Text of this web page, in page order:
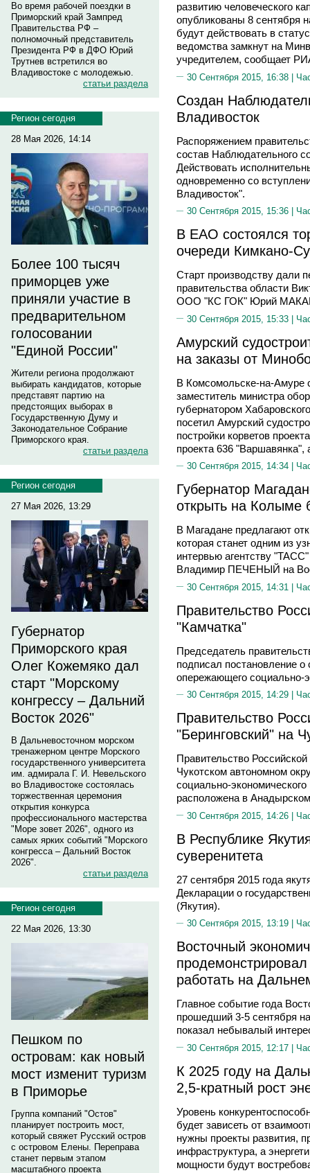
Во время рабочей поездки в
Приморский край Зампред
Правительства РФ –
полномочный представитель
Президента РФ в ДФО Юрий
Трутнев встретился во
Владивостоке с молодежью.
статьи раздела
Регион сегодня
28 Мая 2026, 14:14
Более 100 тысяч
приморцев уже
приняли участие в
предварительном
голосовании
"Единой России"
Жители региона продолжают
выбирать кандидатов, которые
представят партию на
предстоящих выборах в
Государственную Думу и
Законодательное Собрание
Приморского края.
статьи раздела
Регион сегодня
27 Мая 2026, 13:29
Губернатор
Приморского края
Олег Кожемяко дал
старт "Морскому
конгрессу – Дальний
Восток 2026"
В Дальневосточном морском
тренажерном центре Морского
государственного университета
им. адмирала Г. И. Невельского
во Владивостоке состоялась
торжественная церемония
открытия конкурса
профессионального мастерства
"Море зовет 2026", одного из
самых ярких событий "Морского
конгресса – Дальний Восток
2026".
статьи раздела
Регион сегодня
22 Мая 2026, 13:30
Пешком по
островам: как новый
мост изменит туризм
в Приморье
Группа компаний "Остов"
планирует построить мост,
который свяжет Русский остров
с островом Елены. Переправа
станет первым этапом
масштабного проекта
развитию человеческого
опубликованы 8 сентября
будут действовать в
ведомства замкнут на
учредителем, сообщает
30 Сентября 2015, 16:38 |
Создан
Владивосток
Распоряжением
состав Наблюдательного
Действовать
одновременно со
Владивосток".
30 Сентября 2015, 15:36 |
В ЕАО состоялся
очереди Кимкано-
Старт производству дали
правительства области
ООО "КС ГОК" Юрий
30 Сентября 2015, 15:33 |
Амурский
на заказы от
В Комсомольске-на-Амуре
заместитель министра
губернатором
посетил Амурский
постройки корветов
проекта 636 "Варшавянка",
30 Сентября 2015, 14:34 |
Губернатор
открыть на Колыме
В Магадане предлагают
которая станет одним из
интервью агентству
Владимир ПЕЧЕНЫЙ на
30 Сентября 2015, 14:31 |
Правительство
"Камчатка"
Председатель
подписал постановление
опережающего социально-
30 Сентября 2015, 14:29 |
Правительство
"Беринговский" на
Правительство
Чукотском автономном
социально-
расположена в
30 Сентября 2015, 14:26 |
В Республике
суверенитета
27 сентября 2015 года
Декларации о
(Якутия).
30 Сентября 2015, 13:19 |
Восточный
продемонстрировал
работать на
Главное событие года
прошедший 3-5 сентября
показал небывалый
30 Сентября 2015, 12:17 |
К 2025 году на
2,5-кратный рост
Уровень
будет зависеть от
нужны проекты развития,
инфраструктура, а
мощности будут